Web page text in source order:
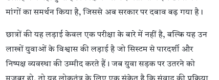
मांगों का समर्थन किया है, जिससे अब सरकार पर दबाव बढ़ गया है।
छात्रों की यह लड़ाई केवल एक परीक्षा के बारे में नहीं है, बल्कि यह उन
लाखों युवाओं के विश्वास की लड़ाई है जो सिस्टम से पारदर्शी और
निष्पक्ष व्यवस्था की उम्मीद करते हैं। जब युवा सड़क पर उतरने को